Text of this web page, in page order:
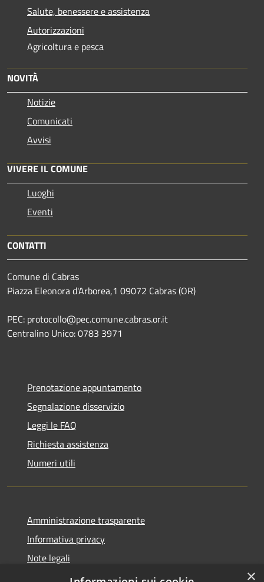
Salute, benessere e assistenza
Autorizzazioni
Agricoltura e pesca
NOVITÀ
Notizie
Comunicati
Avvisi
VIVERE IL COMUNE
Luoghi
Eventi
CONTATTI
Comune di Cabras
Piazza Eleonora d'Arborea,1 09072 Cabras (OR)
PEC: protocollo@pec.comune.cabras.or.it
Centralino Unico: 0783 3971
Prenotazione appuntamento
Segnalazione disservizio
Leggi le FAQ
Richiesta assistenza
Numeri utili
Amministrazione trasparente
Informativa privacy
Note legali
Dichiarazione di accessibilità
×